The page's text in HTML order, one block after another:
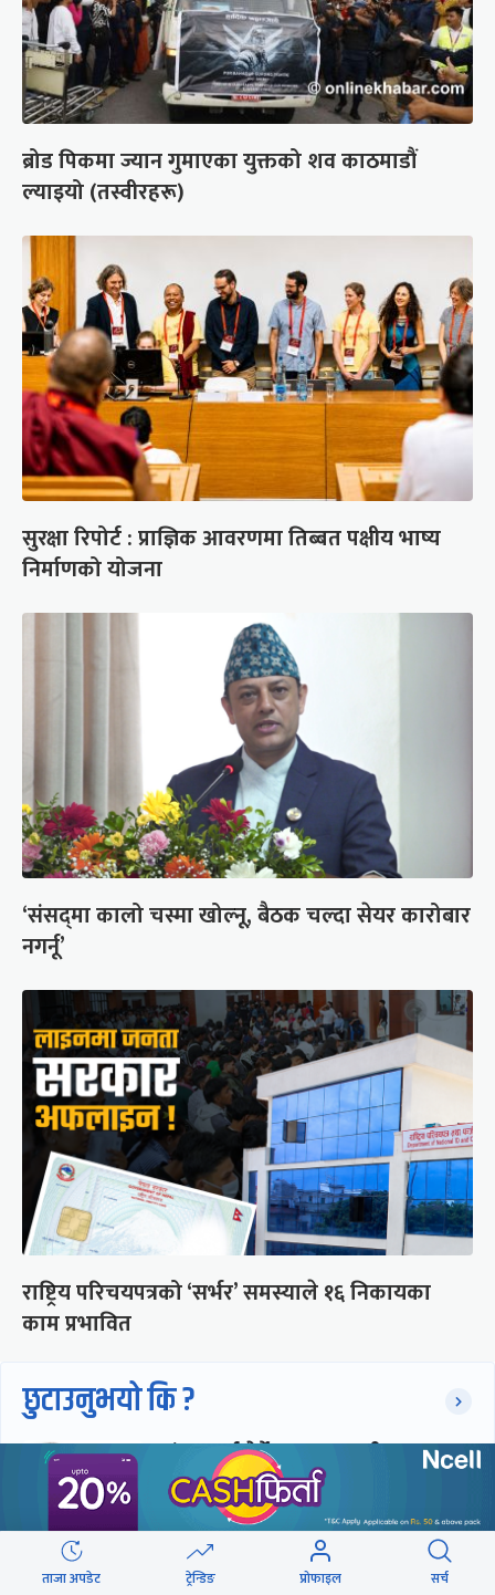
ब्रोड पिकमा ज्यान गुमाएका युक्तको शव काठमाडौं
ल्याइयो (तस्वीरहरू)
सुरक्षा रिपोर्ट : प्राज्ञिक आवरणमा तिब्बत पक्षीय भाष्य
निर्माणको योजना
‘संसद्‍मा कालो चस्मा खोल्नू, बैठक चल्दा सेयर कारोबार
नगर्नू’
राष्ट्रिय परिचयपत्रको ‘सर्भर’ समस्याले १६ निकायका
काम प्रभावित
छुटाउनुभयो कि ?
संसद्लाई टेर्दैनन् प्रधानमन्त्री, लाचार
छन् सभामुख
‘अस्थायी प्रकृतिको अध्यादेशले ऐनको
ताजा अपडेट ट्रेन्डिङ प्रोफाइल सर्च